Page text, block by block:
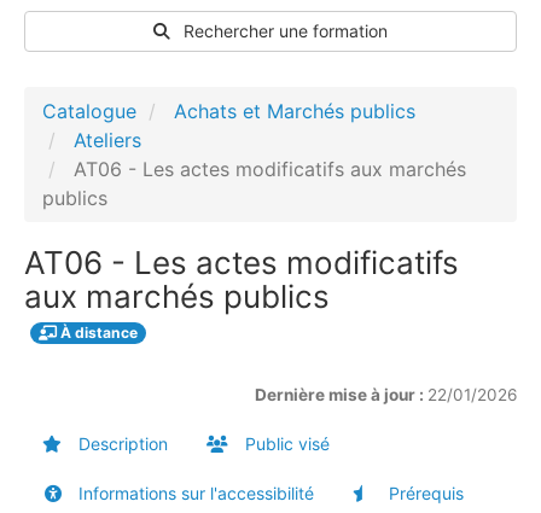
Rechercher une formation
Catalogue
Achats et Marchés publics
Ateliers
AT06 - Les actes modificatifs aux marchés
publics
AT06 - Les actes modificatifs
aux marchés publics
À distance
Dernière mise à jour : 22/01/2026
Description Public visé
Informations sur l'accessibilité Prérequis